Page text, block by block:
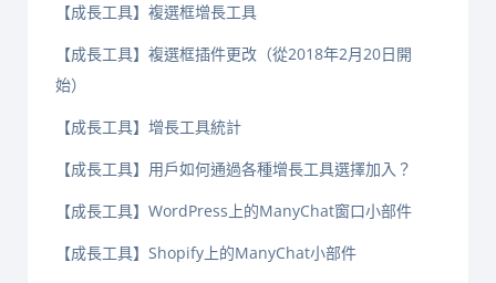
【成長工具】複選框增長工具
【成長工具】複選框插件更改（從2018年2月20日開
始）
【成長工具】增長工具統計
【成長工具】用戶如何通過各種增長工具選擇加入？
【成長工具】WordPress上的ManyChat窗口小部件
【成長工具】Shopify上的ManyChat小部件